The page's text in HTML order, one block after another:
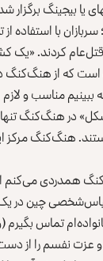
با
کردند. «یک
است که از
ببینیم مناسب و
در هنگ‌کنگ
هنگ‌کنگ مرکز
همدردی
2011، پولیس
تماس
عزت نفسم را از